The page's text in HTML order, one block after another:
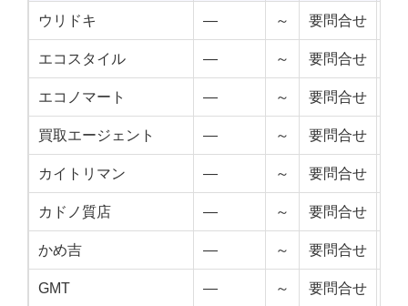
ウリドキ — ～ 要問合せ
エコスタイル — ～ 要問合せ
エコノマート — ～ 要問合せ
買取エージェント — ～ 要問合せ
カイトリマン — ～ 要問合せ
カドノ質店 — ～ 要問合せ
かめ吉 — ～ 要問合せ
GMT — ～ 要問合せ